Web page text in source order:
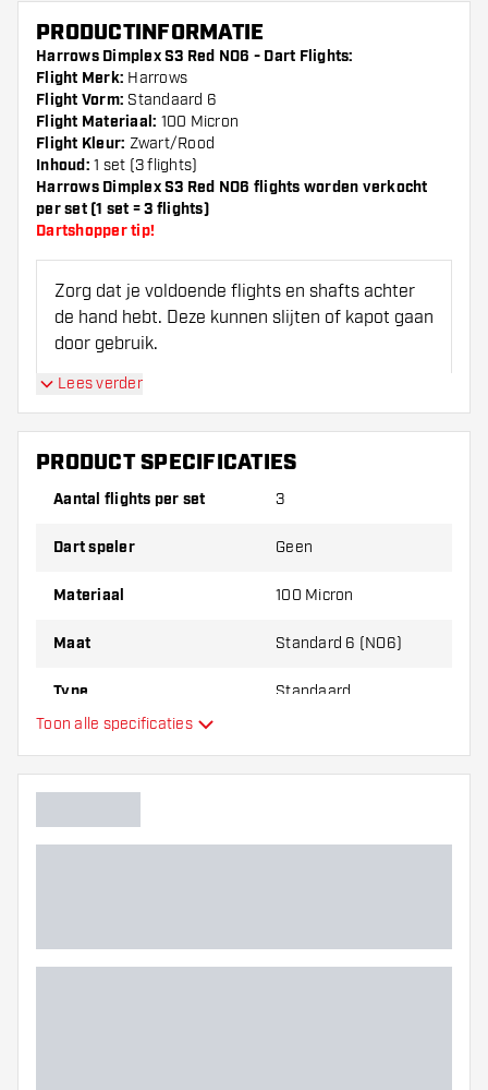
PRODUCTINFORMATIE
Harrows Dimplex S3 Red NO6 - Dart Flights:
Flight Merk: Harrows
Flight Vorm: Standaard 6
Flight Materiaal: 100 Micron
Flight Kleur: Zwart/Rood
Inhoud: 1 set (3 flights)
Harrows Dimplex S3 Red NO6 flights worden verkocht
per set (1 set = 3 flights)
Dartshopper tip!
Zorg dat je voldoende flights en shafts achter
de hand hebt. Deze kunnen slijten of kapot gaan
door gebruik.
dikte van de flights om erachter te komen
welke variant het beste bij je past!
Lees verder
PRODUCT SPECIFICATIES
Aantal flights per set 3
Dart speler Geen
Materiaal 100 Micron
Maat Standard 6 (NO6)
Type Standaard
Extra kleuren
Toon alle specificaties